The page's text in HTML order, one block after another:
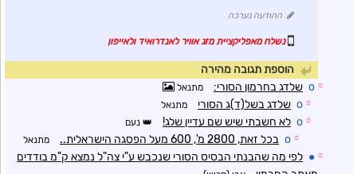
ההודעה נערכה
נשלח מאפליקציית מזג אוויר לאנדרואיד ולאייפון
הוספת תגובה מהירה
☼
o שלדג בחרמון הסורי: מתנאל
☼
o שלדג בשל(ד)ג הסורי מתנאל
☼
o לא חשבתי שיש שם עדיין שלג! נעם
☼
o בכל זאת, 2800 מ', 600 מעל הפסגה הישראלית.. מתנאל
☼
● לפי מה שהבנתי הבסיס הסורי שנכבש ע"י צה"ל נמצא ק"מ בודדים